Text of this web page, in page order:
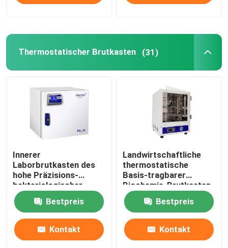
Industrieller Trockenofen
Thermostatischer Brutkasten
Abkühlender Brutkasten
Temperatur-Feuchtigkeits-Kammer
Klimakammer
Blätteriges Luftströmungs-Kabinett
Thermostatischer Brutkasten (31)
Innerer
Laborbrutkasten des
hohe Präzisions-
bakteriologischer
Brutkasten-SUS304
Bestpreis
Kontakt
Landwirtschaftliche
thermostatische
Basis-tragbarer
Biochemie-Brutkasten
des Brutkasten-110V
220V
Bestpreis
Kontakt